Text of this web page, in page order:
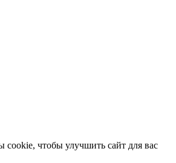
чтобы улучшить сайт для вас